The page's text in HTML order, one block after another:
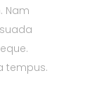
Nam
tempus.